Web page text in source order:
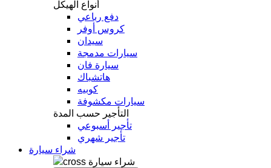
أنواع الهيكل
دفع رباعي
كروس أوفر
سيدان
سيارات مدمجة
سيارة فان
هاتشباك
كوبيه
سيارات مكشوفة
التأجير حسب المدة
تأجير أسبوعي
تأجير شهري
شراء سيارة
شراء سيارة